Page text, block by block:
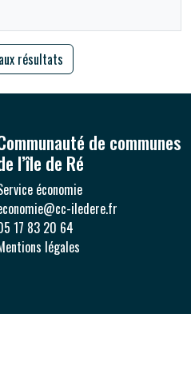
résultats
de communes
l’île de Ré
économie
iledere.fr
17 83 20 64
légales